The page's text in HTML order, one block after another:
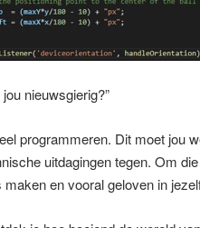
nieuwsgierig?”
programmeren. Dit moet jou
uitdagingen tegen. Om
en vooral geloven in